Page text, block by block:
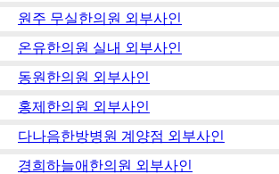
원주 무실한의원 외부사인
온유한의원 실내 외부사인
동원한의원 외부사인
홍제한의원 외부사인
다나음한방병원 계양점 외부사인
경희하늘애한의원 외부사인